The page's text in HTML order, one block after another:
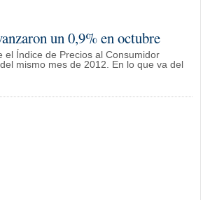
un 0,9% en octubre
el Índice de Precios al Consumidor
mismo mes de 2012. En lo que va del